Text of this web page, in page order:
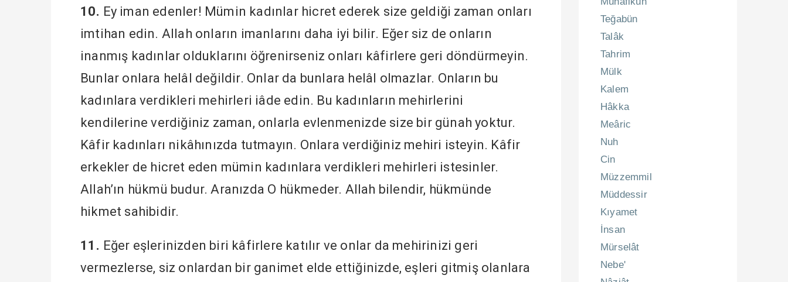
10. Ey iman edenler! Mümin kadınlar hicret ederek size geldiği zaman onları
imtihan edin. Allah onların imanlarını daha iyi bilir. Eğer siz de onların
inanmış kadınlar olduklarını öğrenirseniz onları kâfirlere geri döndürmeyin.
Bunlar onlara helâl değildir. Onlar da bunlara helâl olmazlar. Onların bu
kadınlara verdikleri mehirleri iâde edin. Bu kadınların mehirlerini
kendilerine verdiğiniz zaman, onlarla evlenmenizde size bir günah yoktur.
Kâfir kadınları nikâhınızda tutmayın. Onlara verdiğiniz mehiri isteyin. Kâfir
erkekler de hicret eden mümin kadınlara verdikleri mehirleri istesinler.
Allah’ın hükmü budur. Aranızda O hükmeder. Allah bilendir, hükmünde
hikmet sahibidir.
11. Eğer eşlerinizden biri kâfirlere katılır ve onlar da mehirinizi geri
vermezlerse, siz onlardan bir ganimet elde ettiğinizde, eşleri gitmiş olanlara
Teğabün
Talâk
Tahrim
Mülk
Kalem
Hâkka
Meâric
Nuh
Cin
Müzzemmil
Müddessir
Kıyamet
İnsan
Mürselât
Nebe'